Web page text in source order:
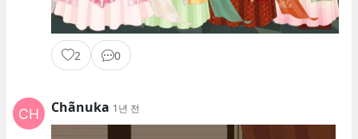
2 0
Chãnuka 1년 전